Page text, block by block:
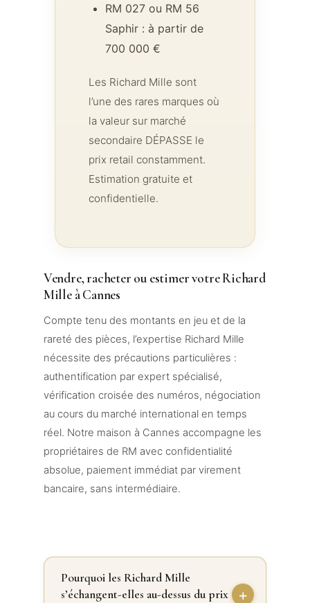
RM 027 ou RM 56
Saphir : à partir de
700 000 €
Les Richard Mille sont
l’une des rares marques où
la valeur sur marché
secondaire DÉPASSE le
prix retail constamment.
Estimation gratuite et
confidentielle.
Vendre, racheter ou estimer votre Richard
Mille à Cannes
Compte tenu des montants en jeu et de la
rareté des pièces, l’expertise Richard Mille
nécessite des précautions particulières :
authentification par expert spécialisé,
vérification croisée des numéros, négociation
au cours du marché international en temps
réel. Notre maison à Cannes accompagne les
propriétaires de RM avec confidentialité
absolue, paiement immédiat par virement
bancaire, sans intermédiaire.
Pourquoi les Richard Mille
s’échangent-elles au-dessus du prix